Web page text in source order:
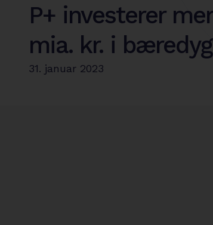
P+ investerer
mia. kr. i
31. januar 2023